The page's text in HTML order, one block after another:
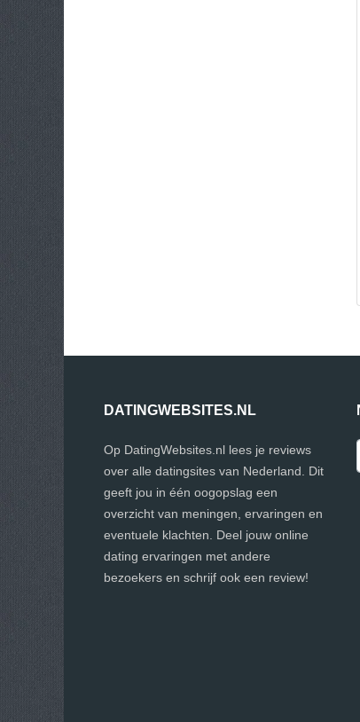
DATINGWEBSITES.NL
Op DatingWebsites.nl lees je reviews
over alle datingsites van Nederland. Dit
geeft jou in één oogopslag een
overzicht van meningen, ervaringen en
eventuele klachten. Deel jouw online
dating ervaringen met andere
bezoekers en schrijf ook een review!